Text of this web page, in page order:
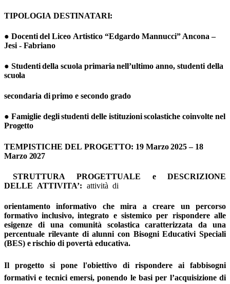
TIPOLOGIA DESTINATARI:
● Docenti del Liceo Artistico “Edgardo Mannucci” Ancona –
Jesi - Fabriano
● Studenti della scuola primaria nell’ultimo anno, studenti della
scuola
secondaria di primo e secondo grado
● Famiglie degli studenti delle istituzioni scolastiche coinvolte nel
Progetto
TEMPISTICHE DEL PROGETTO: 19 Marzo 2025 – 18
Marzo 2027
STRUTTURA PROGETTUALE e
DESCRIZIONE
DELLE ATTIVITA’: attività di
orientamento informativo che mira a creare un
percorso
formativo inclusivo, integrato e sistemico per rispondere alle
esigenze di una comunità scolastica caratterizzata da
una
percentuale rilevante di alunni con Bisogni Educativi Speciali
(BES) e rischio di povertà educativa.
Il progetto si pone l'obiettivo di rispondere ai fabbisogni
formativi e tecnici emersi, ponendo le basi per l’acquisizione di